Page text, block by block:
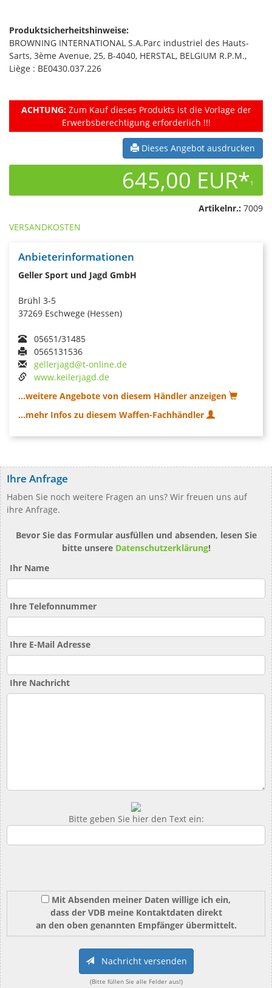
Produktsicherheitshinweise:
BROWNING INTERNATIONAL S.A.Parc industriel des Hauts-
Sarts, 3ème Avenue, 25, B-4040, HERSTAL, BELGIUM R.P.M.,
Liège : BE0430.037.226
ACHTUNG:Zum Kauf dieses Produkts ist die Vorlage der
Erwerbsberechtigung erforderlich !!!
Dieses Angebot ausdrucken
645,00 EUR*1
Artikelnr.: 7009
VERSANDKOSTEN
Anbieterinformationen
Geller Sport und Jagd GmbH
Brühl 3-5
37269 Eschwege (Hessen)
05651/31485
0565131536
gellerjagd@t-online.de
www.keilerjagd.de
...weitere Angebote von diesem Händler anzeigen
...mehr Infos zu diesem Waffen-Fachhändler
Ihre Anfrage
Haben Sie noch weitere Fragen an uns? Wir freuen uns auf
ihre Anfrage.
Bevor Sie das Formular ausfüllen und absenden, lesen Sie
bitte unsere Datenschutzerklärung!
Ihr Name
Ihre Telefonnummer
Ihre E-Mail Adresse
Ihre Nachricht
Bitte geben Sie hier den Text ein:
Mit Absenden meiner Daten willige ich ein,
dass der VDB meine Kontaktdaten direkt
an den oben genannten Empfänger übermittelt.
Nachricht versenden
(Bitte füllen Sie alle Felder aus!)